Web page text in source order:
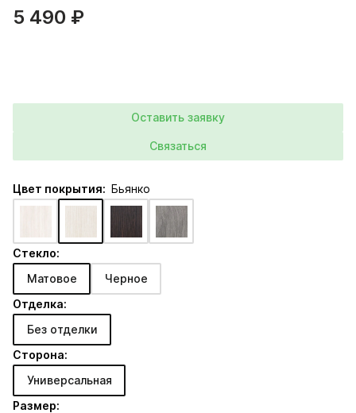
5 490 ₽
Оставить заявку
Связаться
Цвет покрытия: Бьянко
Стекло:
Матовое
Черное
Отделка:
Без отделки
Сторона:
Универсальная
Размер: